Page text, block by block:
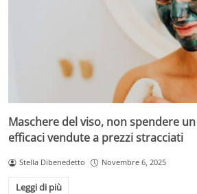
Maschere del viso, non spendere
efficaci vendute a prezzi stracciati
Stella Dibenedetto Novembre 6, 2025
Leggi di più